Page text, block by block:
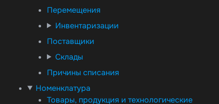
Перемещения
Инвентаризации
Поставщики
Склады
Причины списания
Номенклатура
Товары, продукция и технологические